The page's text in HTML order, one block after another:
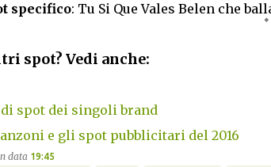
specifico: Tu Si Que Vales Belen che
spot? Vedi anche:
spot dei singoli brand
e gli spot pubblicitari del 2016
data 19:45